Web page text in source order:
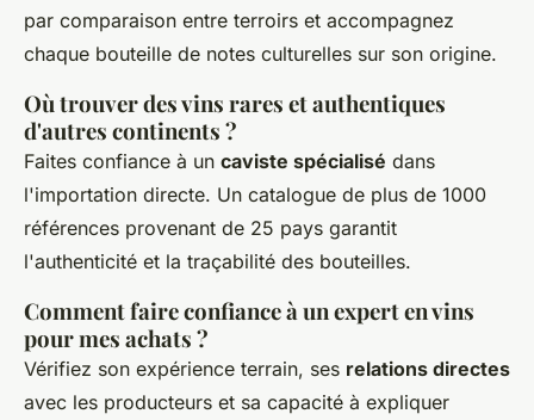
par comparaison entre terroirs et accompagnez
chaque bouteille de notes culturelles sur son origine.
Où trouver des vins rares et authentiques
d'autres continents ?
Faites confiance à un caviste spécialisé dans
l'importation directe. Un catalogue de plus de 1000
références provenant de 25 pays garantit
l'authenticité et la traçabilité des bouteilles.
Comment faire confiance à un expert en vins
pour mes achats ?
Vérifiez son expérience terrain, ses relations directes
avec les producteurs et sa capacité à expliquer